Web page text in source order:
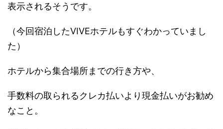
表示されるそうです。
（今回宿泊したVIVEホテルもすぐわかっていまし
た）
ホテルから集合場所までの行き方や、
手数料の取られるクレカ払いより現金払いがお勧め
なこと。